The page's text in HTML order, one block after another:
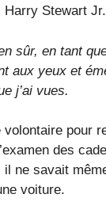
Stewart Jr.
sûr, en tant
aux yeux et
j’ai vues.
volontaire pour
des
il ne savait
voiture.